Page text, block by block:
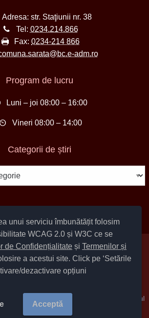
unui serviciu îmbunătățit folosim
WCAG 2.0 și W3C ce se
de Confidențialitate și Termenilor și
a acestui site. Click pe ‘Setările
dezactivare opțiuni
Acceptă
Adresa: str. Staţiunii nr. 38
Tel: 0234.214.866
Fax: 0234-214 866
adm.ro
Program de lucru
Luni – joi 08:00 – 16:00
Vineri 08:00 – 14:00
Categorii de știri
Cookies și Accesibilitate
la prelucrarea datelor|
Politică de utilizare
și condiții de utilizare a site-ului
/ Tipul UAT – 14 – C – Comună / Codul
Administrativ-Teritoriale 23779 / Sărata